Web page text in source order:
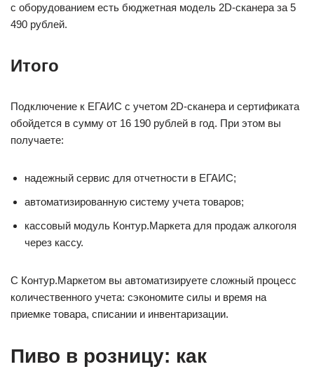
с оборудованием есть бюджетная модель 2D-сканера за 5
490 рублей.
Итого
Подключение к ЕГАИС с учетом 2D-сканера и сертификата
обойдется в сумму от 16 190 рублей в год. При этом вы
получаете:
надежный сервис для отчетности в ЕГАИС;
автоматизированную систему учета товаров;
кассовый модуль Контур.Маркета для продаж алкоголя
через кассу.
С Контур.Маркетом вы автоматизируете сложный процесс
количественного учета: сэкономите силы и время на
приемке товара, списании и инвентаризации.
Пиво в розницу: как